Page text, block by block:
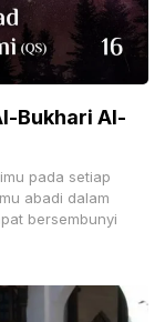
Bukhari Al-
pada setiap
abadi dalam
bersembunyi